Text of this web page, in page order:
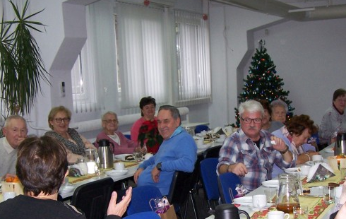
OR TARNOBRZEG
OR WARSZAWA
OR WŁOCŁAWEK
OR ZIELONA GÓRA
KLUBY NOWY SĄCZ